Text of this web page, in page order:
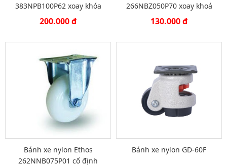
383NPB100P62 xoay khóa
200.000 đ
266NBZ050P70 xoay khoá
130.000 đ
Bánh xe nylon Ethos
262NNB075P01 cố định
Bánh xe nylon GD-60F